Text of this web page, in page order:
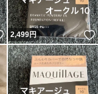
いいね！
2,499円